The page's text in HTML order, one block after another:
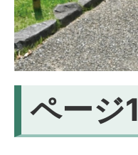
ページ1